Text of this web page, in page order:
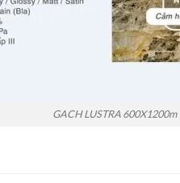
GACH LUSTRA 600X1200m